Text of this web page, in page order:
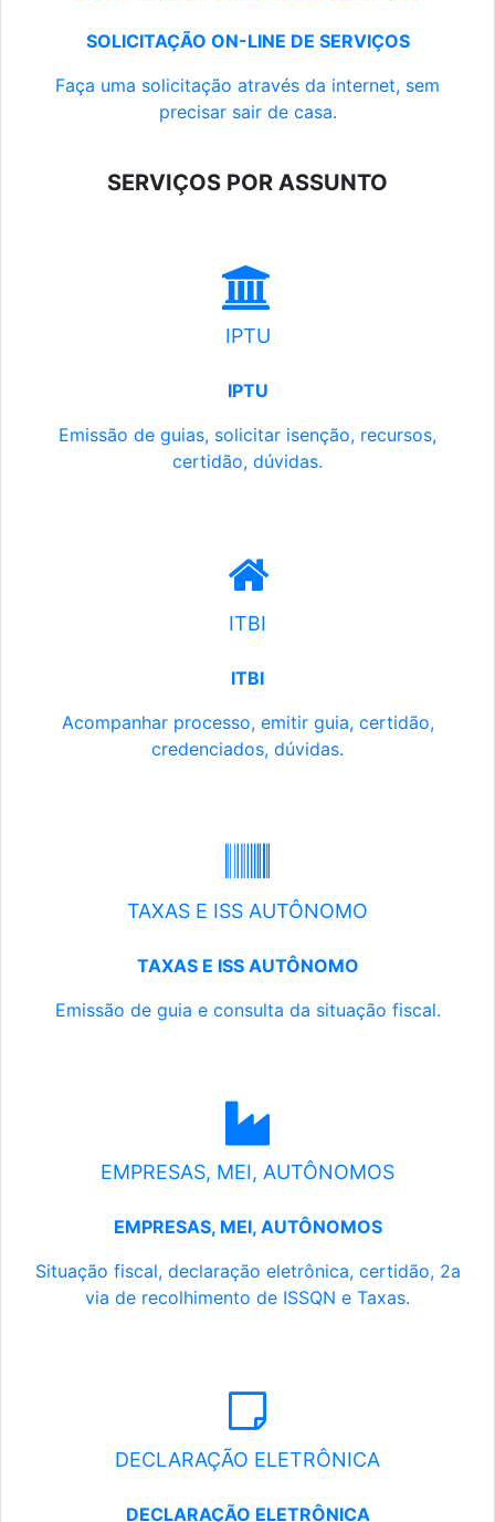
SOLICITAÇÃO ON-LINE DE SERVIÇOS
Faça uma solicitação através da internet, sem
precisar sair de casa.
SERVIÇOS POR ASSUNTO
IPTU
IPTU
Emissão de guias, solicitar isenção, recursos,
certidão, dúvidas.
ITBI
ITBI
Acompanhar processo, emitir guia, certidão,
credenciados, dúvidas.
TAXAS E ISS AUTÔNOMO
TAXAS E ISS AUTÔNOMO
Emissão de guia e consulta da situação fiscal.
EMPRESAS, MEI, AUTÔNOMOS
EMPRESAS, MEI, AUTÔNOMOS
Situação fiscal, declaração eletrônica, certidão, 2a
via de recolhimento de ISSQN e Taxas.
DECLARAÇÃO ELETRÔNICA
DECLARAÇÃO ELETRÔNICA